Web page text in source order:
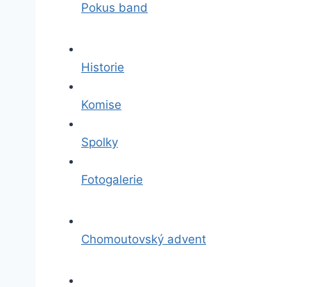
Pokus band
Historie
Komise
Spolky
Fotogalerie
Chomoutovský advent